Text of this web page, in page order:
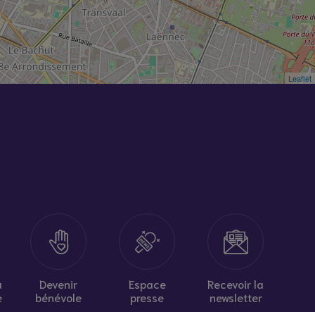
Leaflet
Devenir
bénévole
Espace
presse
Recevoir la
newsletter